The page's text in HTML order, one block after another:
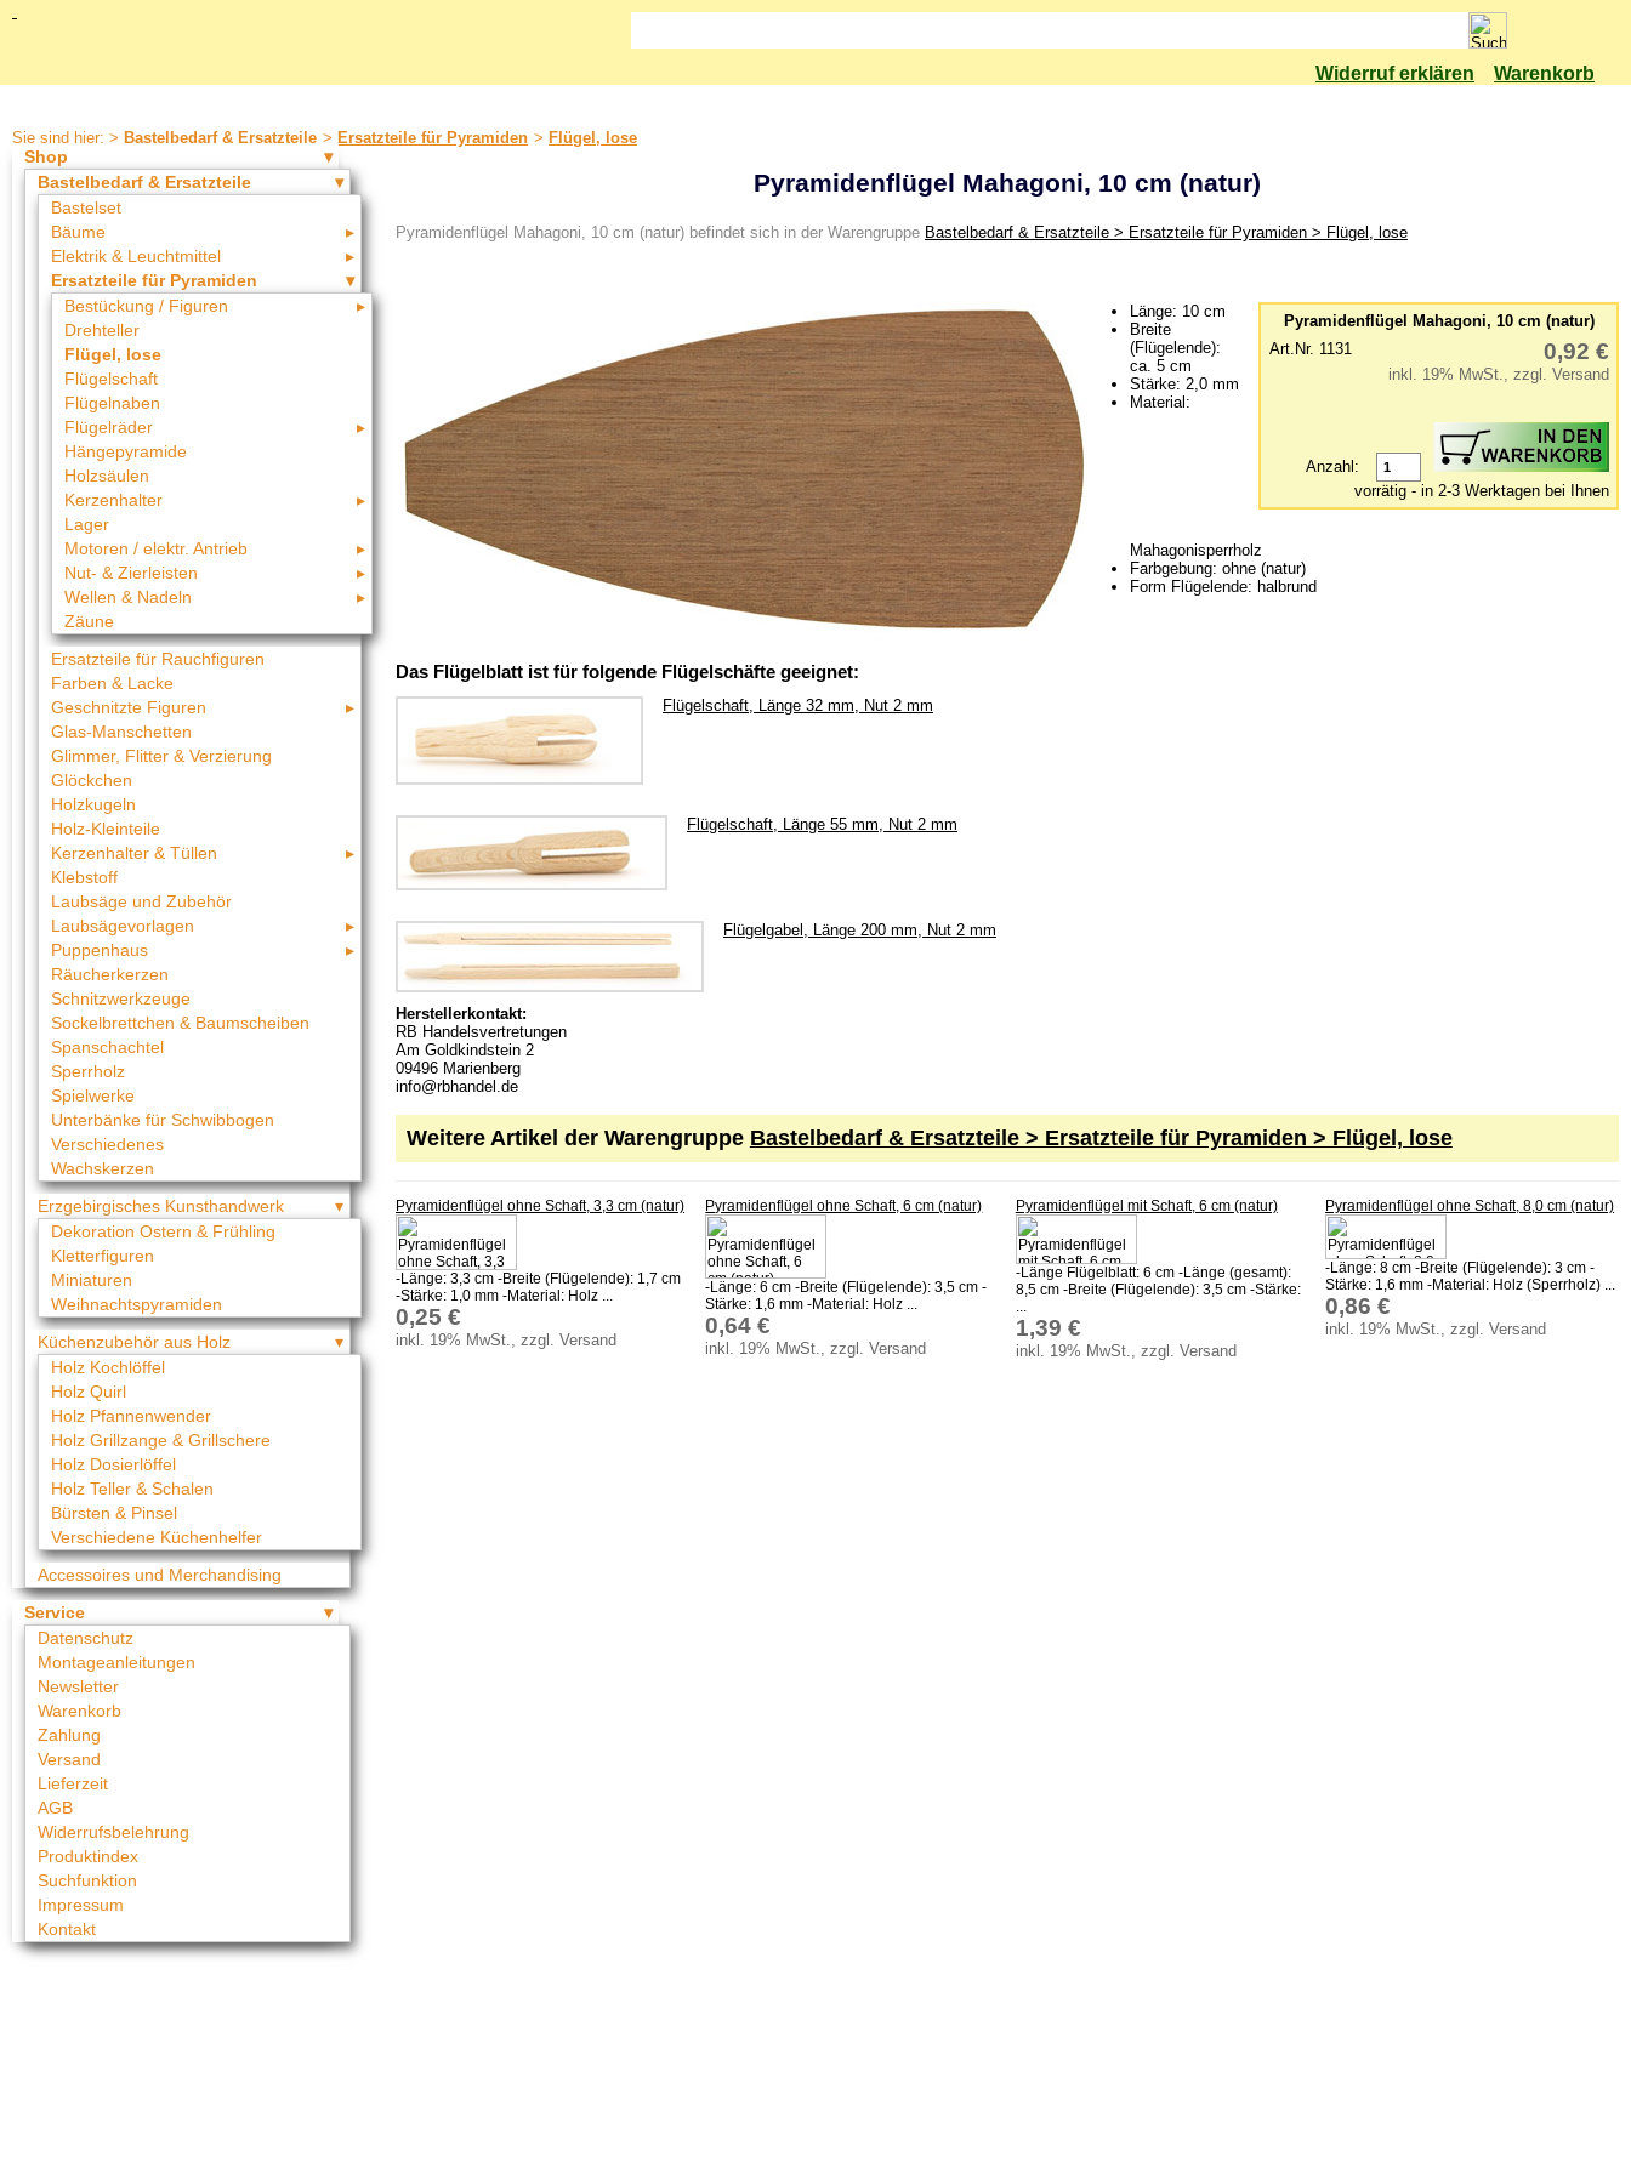
Widerruf erklären Warenkorb
Sie sind hier: > Bastelbedarf & Ersatzteile > Ersatzteile für Pyramiden > Flügel, lose
Shop
Bastelbedarf & Ersatzteile
Bastelset
Bäume
Elektrik & Leuchtmittel
Ersatzteile für Pyramiden
Bestückung / Figuren
Drehteller
Flügel, lose
Flügelschaft
Flügelnaben
Flügelräder
Hängepyramide
Holzsäulen
Kerzenhalter
Lager
Motoren / elektr. Antrieb
Nut- & Zierleisten
Wellen & Nadeln
Zäune
Ersatzteile für Rauchfiguren
Farben & Lacke
Geschnitzte Figuren
Glas-Manschetten
Glimmer, Flitter & Verzierung
Glöckchen
Holzkugeln
Holz-Kleinteile
Kerzenhalter & Tüllen
Klebstoff
Laubsäge und Zubehör
Laubsägevorlagen
Puppenhaus
Räucherkerzen
Schnitzwerkzeuge
Sockelbrettchen & Baumscheiben
Spanschachtel
Sperrholz
Spielwerke
Unterbänke für Schwibbogen
Verschiedenes
Wachskerzen
Erzgebirgisches Kunsthandwerk
Dekoration Ostern & Frühling
Kletterfiguren
Miniaturen
Weihnachtspyramiden
Küchenzubehör aus Holz
Holz Kochlöffel
Holz Quirl
Holz Pfannenwender
Holz Grillzange & Grillschere
Holz Dosierlöffel
Holz Teller & Schalen
Bürsten & Pinsel
Verschiedene Küchenhelfer
Accessoires und Merchandising
Service
Datenschutz
Montageanleitungen
Newsletter
Warenkorb
Zahlung
Versand
Lieferzeit
AGB
Widerrufsbelehrung
Produktindex
Suchfunktion
Impressum
Kontakt
Pyramidenflügel Mahagoni, 10 cm (natur)
Pyramidenflügel Mahagoni, 10 cm (natur) befindet sich in der Warengruppe Bastelbedarf & Ersatzteile > Ersatzteile für Pyramiden > Flügel, lose
Pyramidenflügel Mahagoni, 10 cm (natur)
Art.Nr. 1131
0,92 €
inkl. 19% MwSt., zzgl. Versand
Anzahl:
vorrätig - in 2-3 Werktagen bei Ihnen
Länge: 10 cm
Breite
(Flügelende):
ca. 5 cm
Stärke: 2,0 mm
Material:
Mahagonisperrholz
Farbgebung: ohne (natur)
Form Flügelende: halbrund
Das Flügelblatt ist für folgende Flügelschäfte geeignet:
Flügelschaft, Länge 32 mm, Nut 2 mm
Flügelschaft, Länge 55 mm, Nut 2 mm
Flügelgabel, Länge 200 mm, Nut 2 mm
Herstellerkontakt:
RB Handelsvertretungen
Am Goldkindstein 2
09496 Marienberg
info@rbhandel.de
Weitere Artikel der Warengruppe Bastelbedarf & Ersatzteile > Ersatzteile für Pyramiden > Flügel, lose
Pyramidenflügel ohne Schaft, 3,3 cm (natur)
-Länge: 3,3 cm -Breite (Flügelende): 1,7 cm
-Stärke: 1,0 mm -Material: Holz ...
0,25 €
inkl. 19% MwSt., zzgl. Versand
Pyramidenflügel ohne Schaft, 6 cm (natur)
-Länge: 6 cm -Breite (Flügelende): 3,5 cm -
Stärke: 1,6 mm -Material: Holz ...
0,64 €
inkl. 19% MwSt., zzgl. Versand
Pyramidenflügel mit Schaft, 6 cm (natur)
-Länge Flügelblatt: 6 cm -Länge (gesamt):
8,5 cm -Breite (Flügelende): 3,5 cm -Stärke:
...
1,39 €
inkl. 19% MwSt., zzgl. Versand
Pyramidenflügel ohne Schaft, 8,0 cm (natur)
-Länge: 8 cm -Breite (Flügelende): 3 cm -
Stärke: 1,6 mm -Material: Holz (Sperrholz) ...
0,86 €
inkl. 19% MwSt., zzgl. Versand